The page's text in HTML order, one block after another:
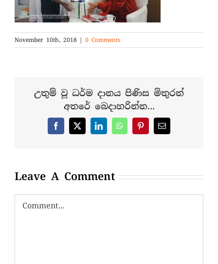
November 10th, 2018 | 0 Comments
උතුම් වූ ධර්ම දානය පිණිස මිතුරන්
අතරේ බෙදාහරින්න...
Facebook
X LinkedInWhatsAppPinterestEmail
Leave A Comment
Comment